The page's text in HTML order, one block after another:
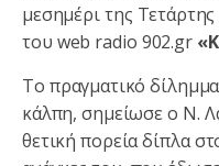
μεσημέρι της
του web radio 902.gr
Το πραγματικό
κάλπη, σημείωσε ο Ν.
θετική πορεία δίπλα